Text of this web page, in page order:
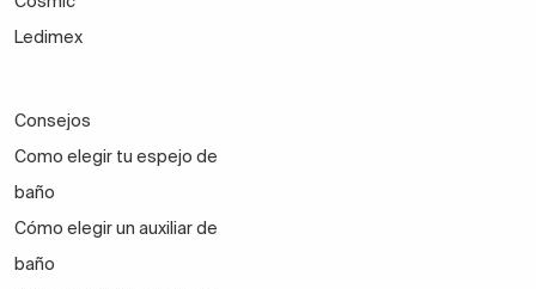
Ledimex
Consejos
Como elegir tu espejo de
baño
Cómo elegir un auxiliar de
baño